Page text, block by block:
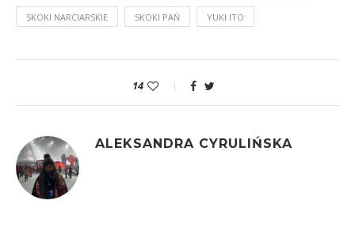
SKOKI NARCIARSKIE SKOKI PAŃ YUKI ITO
14
ALEKSANDRA CYRULIŃSKA